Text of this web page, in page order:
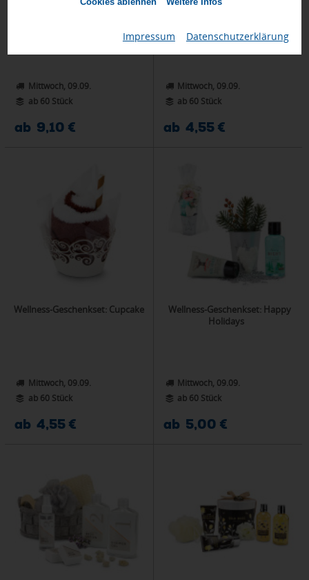
Impressum Datenschutzerklärung
Mittwoch, 09.09.
ab 60 Stück
ab 9,10 €
Mittwoch, 09.09.
ab 60 Stück
ab 4,55 €
Wellness-Geschenkset: Cupcake
Mittwoch, 09.09.
ab 60 Stück
ab 4,55 €
Wellness-Geschenkset: Happy
Holidays
Mittwoch, 09.09.
ab 60 Stück
ab 5,00 €